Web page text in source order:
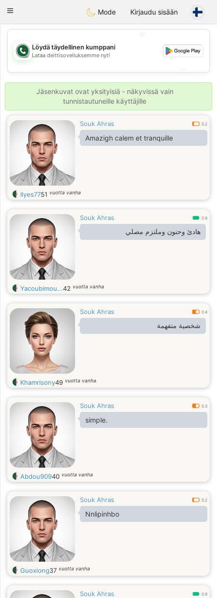
Weshrak
Toggle
Mode Kirjaudu sisään
💖
💕
Löydä täydellinen kumppani
Lataa deittisovelluksemme nyt!
Jäsenkuvat ovat yksityisiä - näkyvissä vain
tunnistautuneille käyttäjille
Souk Ahras 0.2
Amazigh calem et tranquille
Ilyes7751 vuotta vanha
Souk Ahras 0.9
هادئ وحنون وملتزم مصلي
Yacoubimou...42 vuotta vanha
Souk Ahras 0.4
شخصية متفهمة
Khamrisony49 vuotta vanha
Souk Ahras 0.3
simple.
Abdou90940 vuotta vanha
Souk Ahras 0.2
Nnlipinhbo
Guoxiong37 vuotta vanha
Souk Ahras 0.9